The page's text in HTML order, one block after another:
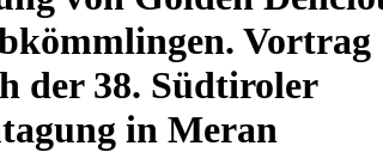
Vortrag
der 38. Südtiroler
in Meran